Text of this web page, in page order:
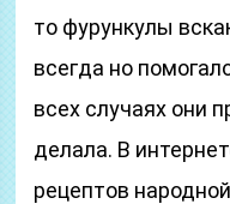
то фурункулы
всегда но
всех случаях они
делала. В
рецептов